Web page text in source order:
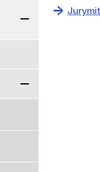
Zuklappen
Zuklappen